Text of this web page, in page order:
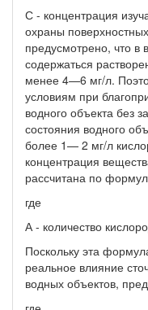
С - концентрация
охраны
предусмотрено, что в
содержаться
менее 4—6 мг/л.
условиям при
водного объекта без
состояния водного
более 1— 2 мг/л
концентрация
рассчитана по
где
А - количество
Поскольку эта
реальное влияние
водных объектов,